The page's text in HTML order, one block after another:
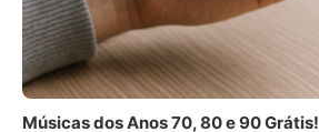
Músicas dos Anos 70, 80 e 90 Grátis!